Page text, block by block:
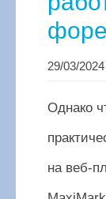
29/03/
Однако
на веб-